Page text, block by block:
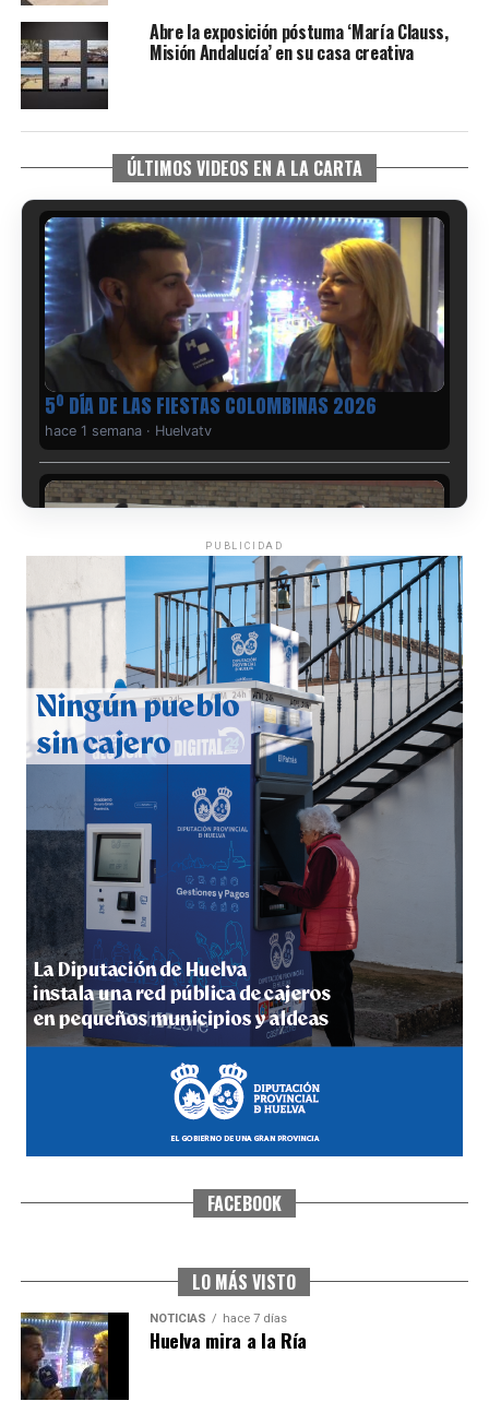
Abre la exposición póstuma ‘María Clauss,
Misión Andalucía’ en su casa creativa
ÚLTIMOS VIDEOS EN A LA CARTA
5º DÍA DE LAS FIESTAS COLOMBINAS 2026
hace 1 semana · Huelvatv
CUARTA CORRIDA DE LAS FIESTAS COLOMBINAS
2026
hace 1 semana ·Huelvatv
4º DÍA DE LAS FIESTAS COLOMBINAS 2026
hace 1 semana·Huelvatv
SEXTA CORRIDA DE LAS FIESTAS COLOMBINAS
PUBLICIDAD
FACEBOOK
LO MÁS VISTO
NOTICIAS hace 7 días
Huelva mira a la Ría